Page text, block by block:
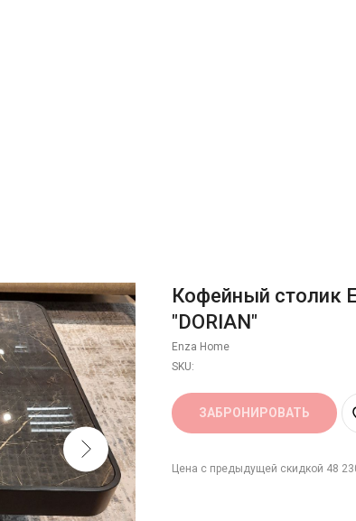
Кофейный столик
"DORIAN"
Enza Home
SKU:
ЗАБРОНИРОВАТЬ
Цена с предыдущей скидкой 48